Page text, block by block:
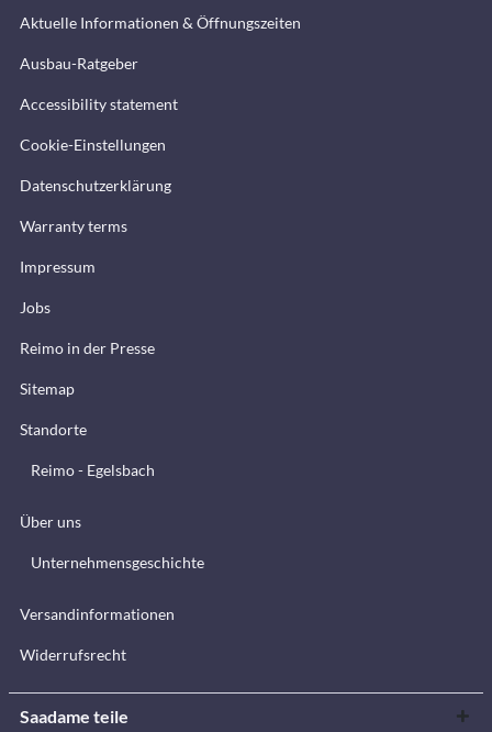
Aktuelle Informationen & Öffnungszeiten
Ausbau-Ratgeber
Accessibility statement
Cookie-Einstellungen
Datenschutzerklärung
Warranty terms
Impressum
Jobs
Reimo in der Presse
Sitemap
Standorte
Reimo - Egelsbach
Über uns
Unternehmensgeschichte
Versandinformationen
Widerrufsrecht
Saadame teile